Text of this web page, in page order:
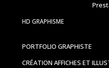
HD GRAPHISME
PORTFOLIO GRAPHISTE
CRÉATION AFFICHES ET